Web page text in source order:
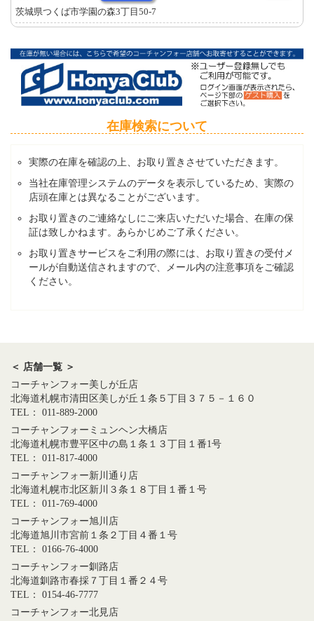
茨城県つくば市学園の森3丁目50-7
在庫検索について
実際の在庫を確認の上、お取り置きさせていただきます。
当社在庫管理システムのデータを表示しているため、実際の
店頭在庫とは異なることがございます。
お取り置きのご連絡なしにご来店いただいた場合、在庫の保
証は致しかねます。あらかじめご了承ください。
お取り置きサービスをご利用の際には、お取り置きの受付メ
ールが自動送信されますので、メール内の注意事項をご確認
ください。
＜ 店舗一覧 ＞
コーチャンフォー美しが丘店
北海道札幌市清田区美しが丘１条５丁目３７５－１６０
TEL： 011-889-2000
コーチャンフォーミュンヘン大橋店
北海道札幌市豊平区中の島１条１３丁目１番1号
TEL： 011-817-4000
コーチャンフォー新川通り店
北海道札幌市北区新川３条１８丁目１番１号
TEL： 011-769-4000
コーチャンフォー旭川店
北海道旭川市宮前１条２丁目４番１号
TEL： 0166-76-4000
コーチャンフォー釧路店
北海道釧路市春採７丁目１番２４号
TEL： 0154-46-7777
コーチャンフォー北見店